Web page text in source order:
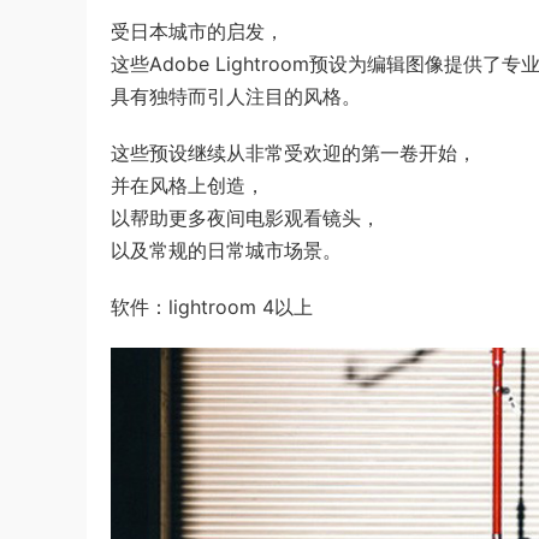
受日本城市的启发，
这些Adobe Lightroom预设为编辑图像提供了专
具有独特而引人注目的风格。
这些预设继续从非常受欢迎的第一卷开始，
并在风格上创造，
以帮助更多夜间电影观看镜头，
以及常规的日常城市场景。
软件：lightroom 4以上